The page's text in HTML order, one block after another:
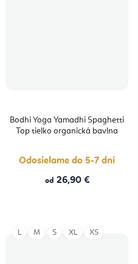
Bodhi Yoga Yamadhi Spaghetti
Top tielko organická bavlna
Odosielame do 5-7 dní
od 26,90 €
L M S XL XS